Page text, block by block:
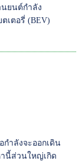
ยนต์กำลัง
เตอรี่ (BEV)
กำลังจะออกเดิน
นี้ส่วนใหญ่เกิด